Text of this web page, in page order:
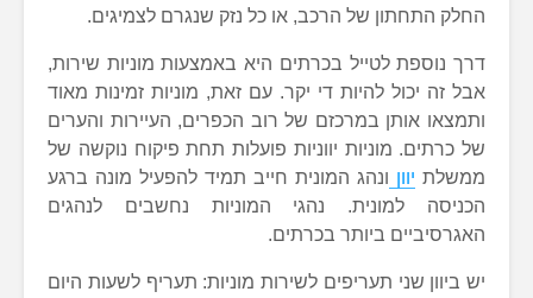
החלק התחתון של הרכב, או כל נזק שנגרם לצמיגים.
דרך נוספת לטייל בכרתים היא באמצעות מוניות שירות,
אבל זה יכול להיות די יקר. עם זאת, מוניות זמינות מאוד
ותמצאו אותן במרכזם של רוב הכפרים, העיירות והערים
של כרתים. מוניות יווניות פועלות תחת פיקוח נוקשה של
ממשלת יוון ונהג המונית חייב תמיד להפעיל מונה ברגע
הכניסה למונית. נהגי המוניות נחשבים לנהגים
האגרסיביים ביותר בכרתים.
יש ביוון שני תעריפים לשירות מוניות: תעריף לשעות היום